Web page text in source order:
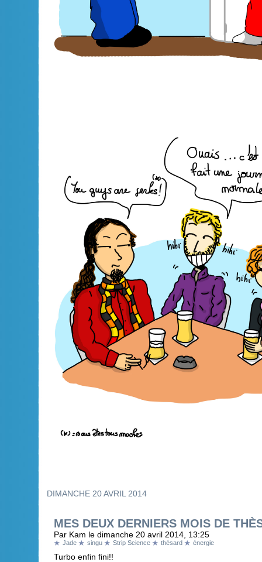
DIMANCHE 20 AVRIL 2014
MES DEUX DERNIERS MOIS DE
Par Kam le dimanche 20 avril 2014, 13:25
Jade singu Strip Science thésard énergie
Turbo enfin fini!!